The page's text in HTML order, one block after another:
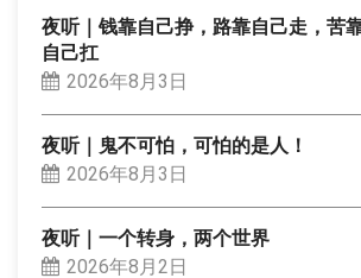
夜听｜钱靠自己挣，路靠自己走，苦
自己扛
2026年8月3日
夜听｜鬼不可怕，可怕的是人！
2026年8月3日
夜听｜一个转身，两个世界
2026年8月2日